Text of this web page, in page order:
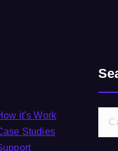
it’s Work
Studies